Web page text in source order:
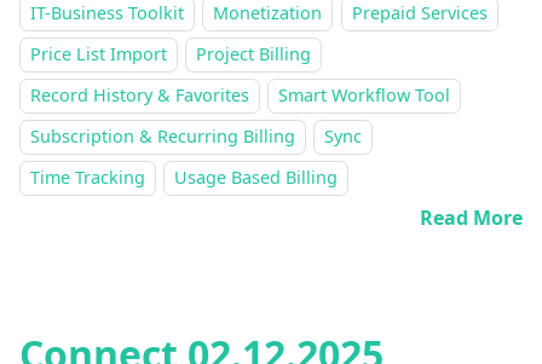
IT-Business Toolkit
Monetization
Prepaid Services
Price List Import
Project Billing
Record History & Favorites
Smart Workflow Tool
Subscription & Recurring Billing
Sync
Time Tracking
Usage Based Billing
Read More